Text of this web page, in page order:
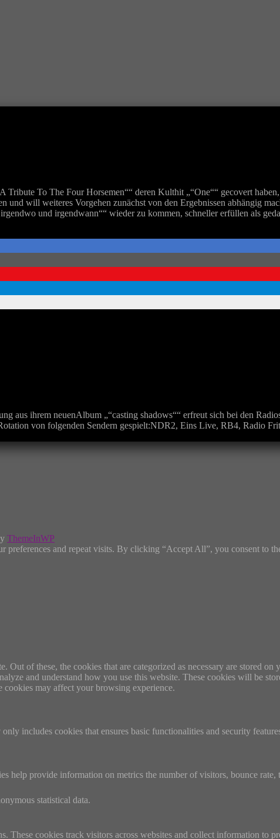
To The Four Horsemen““ deren Kulthit „“One““ gecovert
und will weiteres Vorgehen zunächst von den Ergebnissen abhängig
und irgendwann““ wieder zu kommen, schneller erfüllen als
aus ihrem neuenAlbum „“casting shadows““ erfreut sich bei den
von folgenden Sendern gespielt:NDR2, Eins Live, RB4, Radio
ThemeInWP
preferences and repeat visits. By clicking “Accept All”, you consent to
of these, the cookies that are categorized as necessary are stored on
and understand how you use this website. These cookies will be
cookies may affect your browsing experience.
includes cookies that ensures basic functionalities and security
help provide information on metrics the number of visitors, bounce rate,
statistical data.
cookies track visitors across websites and collect information to